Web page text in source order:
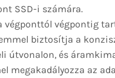
SSD-i számára.
végponttól végpontig
biztosítja a
útvonalon, és
megakadályozza az